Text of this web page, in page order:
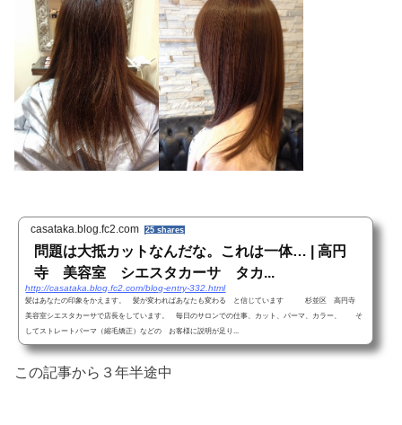
casataka.blog.fc2.com 25 shares
問題は大抵カットなんだな。これは一体… | 高円
寺 美容室 シエスタカーサ タカ...
http://casataka.blog.fc2.com/blog-entry-332.html
髪はあなたの印象をかえます。 髪が変わればあなたも変わる と信じています 杉並区 高円寺
美容室シエスタカーサで店長をしています。 毎日のサロンでの仕事、カット、パーマ、カラー、 そ
してストレートパーマ（縮毛矯正）などの お客様に説明が足り...
この記事から３年半途中